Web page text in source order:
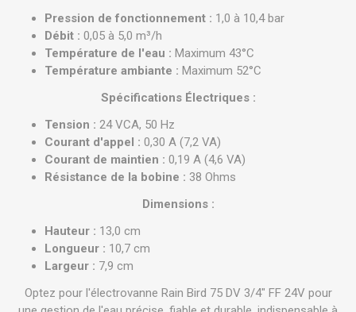
Pression de fonctionnement : 1,0 à 10,4 bar
Débit : 0,05 à 5,0 m³/h
Température de l'eau : Maximum 43°C
Température ambiante : Maximum 52°C
Spécifications Électriques :
Tension : 24 VCA, 50 Hz
Courant d'appel : 0,30 A (7,2 VA)
Courant de maintien : 0,19 A (4,6 VA)
Résistance de la bobine : 38 Ohms
Dimensions :
Hauteur : 13,0 cm
Longueur : 10,7 cm
Largeur : 7,9 cm
Optez pour l'électrovanne Rain Bird 75 DV 3/4" FF 24V pour